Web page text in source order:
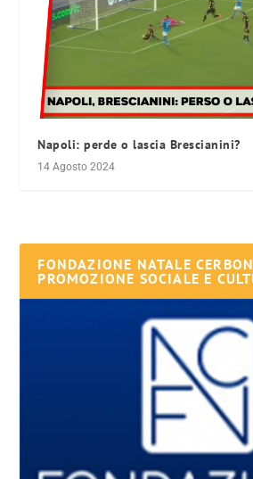
Napoli: perde o lascia Brescianini?
14 Agosto 2024
FONDAZIONE NATALE
PROMOZIONE SOCIALE E